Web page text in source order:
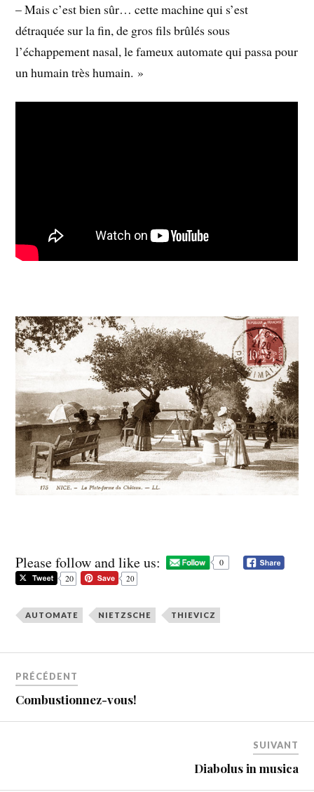
– Mais c’est bien sûr… cette machine qui s’est
détraquée sur la fin, de gros fils brûlés sous
l’échappement nasal, le fameux automate qui passa pour
un humain très humain. »
Please follow and like us:
0
20
20
AUTOMATE NIETZSCHE THIEVICZ
PRÉCÉDENT
Combustionnez-vous!
SUIVANT
Diabolus in musica